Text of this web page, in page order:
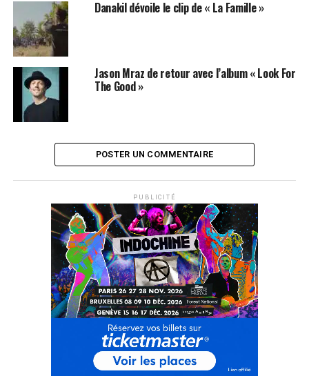
Danakil dévoile le clip de « La Famille »
Jason Mraz de retour avec l’album « Look For
The Good »
POSTER UN COMMENTAIRE
PUBLICITÉ